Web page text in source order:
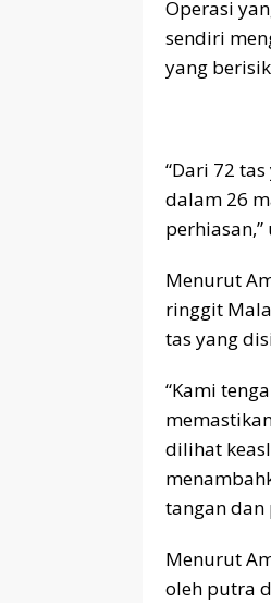
Operasi
sendiri
yang
“Dari 72
dalam 26
Menurut
ringgit
tas yang
“Kami
dilihat
tangan dan
Menurut
oleh putra